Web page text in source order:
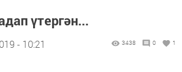
үтергән...
- 10:21 3438 0 1